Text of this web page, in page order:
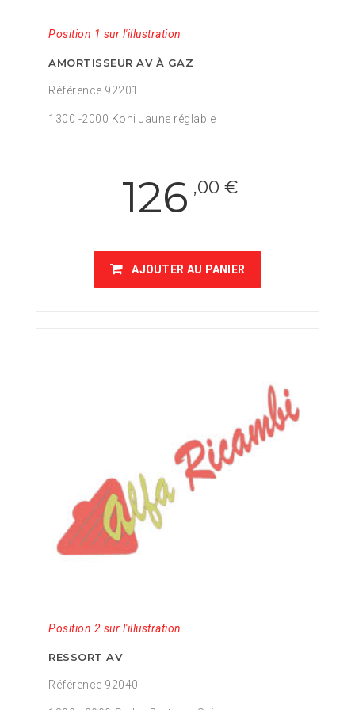
Position 1 sur l'illustration
AMORTISSEUR AV À GAZ
Référence 92201
1300 -2000 Koni Jaune réglable
126 ,00 €
AJOUTER AU PANIER
Position 2 sur l'illustration
RESSORT AV
Référence 92040